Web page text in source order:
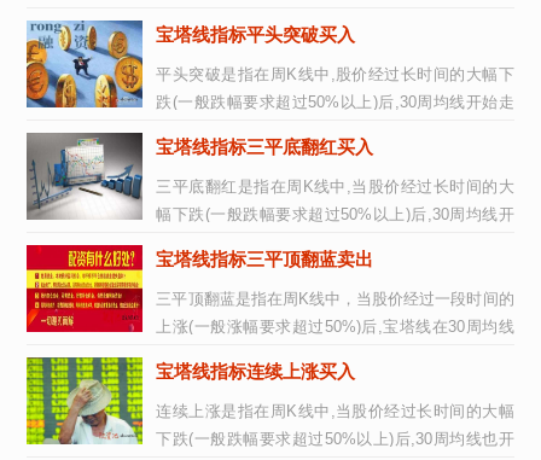
宝塔线指标平头突破买入
平头突破是指在周K线中,股价经过长时间的大幅下
跌(一般跌幅要求超过50%以上)后,30周均线开始走
宝塔线指标三平底翻红买入
三平底翻红是指在周K线中,当股价经过长时间的大
幅下跌(一般跌幅要求超过50%以上)后,30周均线开
宝塔线指标三平顶翻蓝卖出
三平顶翻蓝是指在周K线中，当股价经过一段时间的
上涨(一般涨幅要求超过50%)后,宝塔线在30周均线
宝塔线指标连续上涨买入
连续上涨是指在周K线中,当股价经过长时间的大幅
下跌(一般跌幅要求超过50%以上)后,30周均线也开